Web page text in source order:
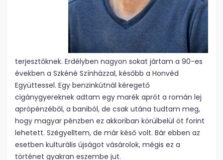
terjesztőknek. Erdélyben nagyon sokat jártam a 90-es
években a Szkéné Színházzal, később a Honvéd
Együttessel. Egy benzinkútnál kéregető
cigánygyereknek adtam egy marék aprót a román lej
aprópénzéből, a baniból, de csak utána tudtam meg,
hogy magyar pénzben ez akkoriban körülbelül öt forint
lehetett. Szégyelltem, de már késő volt. Bár ebben az
esetben kulturális újságot vásárolok, mégis ez a
történet gyakran eszembe jut.